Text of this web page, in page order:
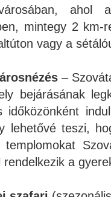
ahol
mintegy 2
vagy a
–
bejárásának
időközönként
lehetővé teszi,
rendelkezik a